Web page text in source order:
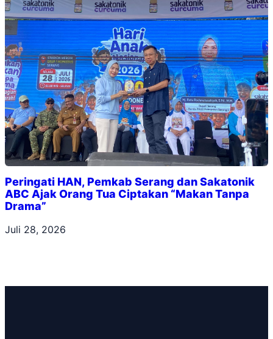
Peringati HAN, Pemkab Serang dan Sakatonik
ABC Ajak Orang Tua Ciptakan “Makan Tanpa
Drama”
Juli 28, 2026